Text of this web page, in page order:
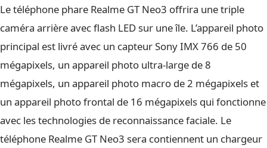
Le téléphone phare Realme GT Neo3 offrira une triple
caméra arrière avec flash LED sur une île. L’appareil photo
principal est livré avec un capteur Sony IMX 766 de 50
mégapixels, un appareil photo ultra-large de 8
mégapixels, un appareil photo macro de 2 mégapixels et
un appareil photo frontal de 16 mégapixels qui fonctionne
avec les technologies de reconnaissance faciale. Le
téléphone Realme GT Neo3 sera contiennent un chargeur